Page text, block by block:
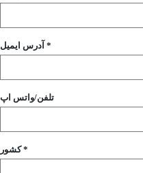
آدرس ایمیل *
تلفن/واتس اپ
کشور *